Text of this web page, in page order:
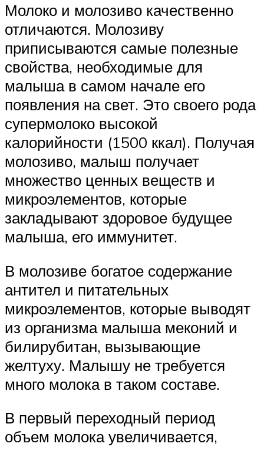
Молоко и молозиво качественно
отличаются. Молозиву
приписываются самые полезные
свойства, необходимые для
малыша в самом начале его
появления на свет. Это своего рода
супермолоко высокой
калорийности (1500 ккал). Получая
молозиво, малыш получает
множество ценных веществ и
микроэлементов, которые
закладывают здоровое будущее
малыша, его иммунитет.
В молозиве богатое содержание
антител и питательных
микроэлементов, которые выводят
из организма малыша меконий и
билирубитан, вызывающие
желтуху. Малышу не требуется
много молока в таком составе.
В первый переходный период
объем молока увеличивается,